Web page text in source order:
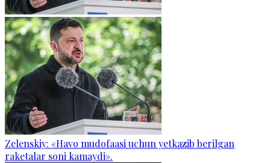
Zelenskiy: «Havo mudofaasi uchun yetkazib berilgan
raketalar soni kamaydi».